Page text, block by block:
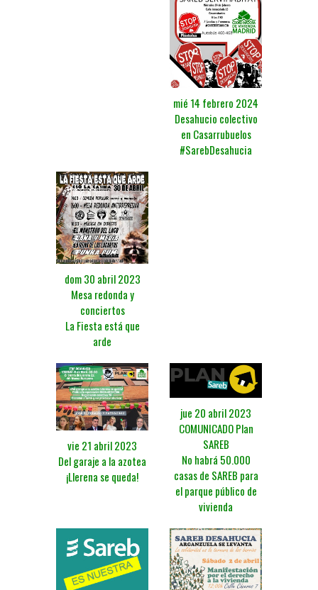
mié 14 febrero 2024
Desahucio colectivo
en Casarrubuelos
#SarebDesahucia
dom 30 abril 2023
Mesa redonda y
conciertos
La Fiesta está que
arde
vie 21 abril 2023
Del garaje a la azotea
¡Llerena se queda!
jue 20 abril 2023
COMUNICADO Plan
SAREB
No habrá 50.000
casas de SAREB para
el parque público de
vivienda